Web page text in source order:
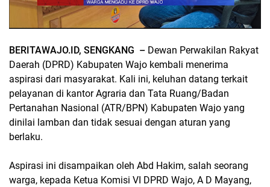
BERITAWAJO.ID, SENGKANG – Dewan Perwakilan Rakyat
Daerah (DPRD) Kabupaten Wajo kembali menerima
aspirasi dari masyarakat. Kali ini, keluhan datang terkait
pelayanan di kantor Agraria dan Tata Ruang/Badan
Pertanahan Nasional (ATR/BPN) Kabupaten Wajo yang
dinilai lamban dan tidak sesuai dengan aturan yang
berlaku.
Aspirasi ini disampaikan oleh Abd Hakim, salah seorang
warga, kepada Ketua Komisi VI DPRD Wajo, A D Mayang,